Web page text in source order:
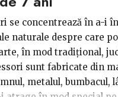
se concentrează în a-i
naturale despre care
în mod tradițional,
sunt fabricate din
metalul, bumbacul,